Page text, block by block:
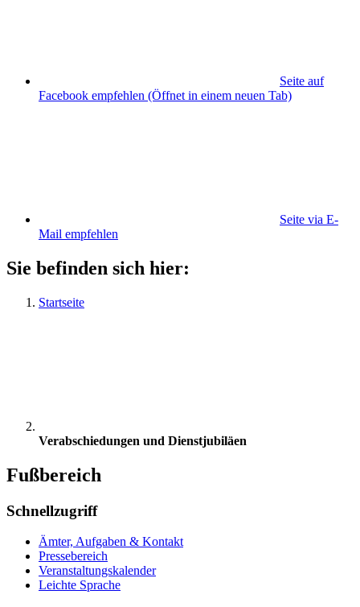
Seite auf
Facebook empfehlen (Öffnet in einem neuen Tab)
Seite via E-
Mail empfehlen
Sie befinden sich hier:
Startseite
Verabschiedungen und Dienstjubiläen
Fußbereich
Schnellzugriff
Ämter, Aufgaben & Kontakt
Pressebereich
Veranstaltungskalender
Leichte Sprache